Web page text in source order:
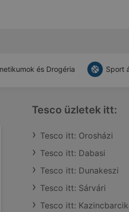
és Drogéria Sport
Tesco üzletek itt:
Tesco itt: Orosházi
Tesco itt: Dabasi
Tesco itt: Dunakeszi
Tesco itt: Sárvári
Tesco itt: